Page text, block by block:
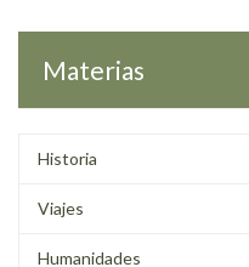
Materias
Historia
Viajes
Humanidades